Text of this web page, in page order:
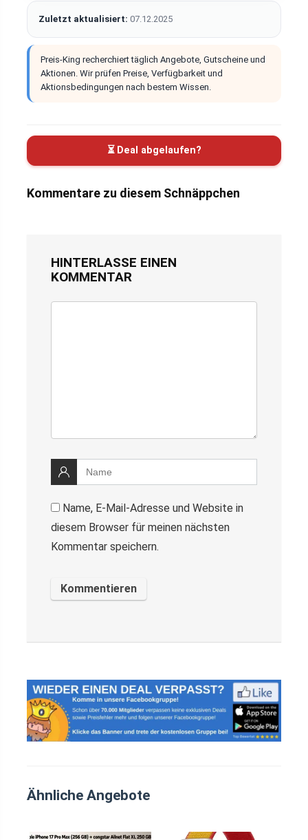
Zuletzt aktualisiert: 07.12.2025
Preis-King recherchiert täglich Angebote, Gutscheine und
Aktionen. Wir prüfen Preise, Verfügbarkeit und
Aktionsbedingungen nach bestem Wissen.
⏳ Deal abgelaufen?
Kommentare zu diesem Schnäppchen
HINTERLASSE EINEN
KOMMENTAR
Name, E-Mail-Adresse und Website in
diesem Browser für meinen nächsten
Kommentar speichern.
Ähnliche Angebote